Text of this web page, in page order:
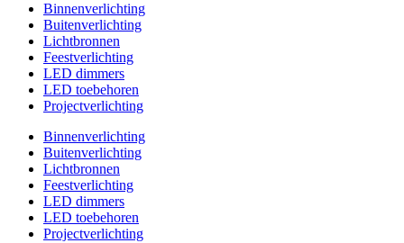
Binnenverlichting
Buitenverlichting
Lichtbronnen
Feestverlichting
LED dimmers
LED toebehoren
Projectverlichting
Binnenverlichting
Buitenverlichting
Lichtbronnen
Feestverlichting
LED dimmers
LED toebehoren
Projectverlichting